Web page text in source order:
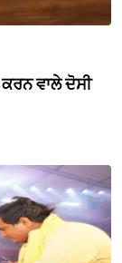
ਵਾਲੇ ਦੋਸੀ